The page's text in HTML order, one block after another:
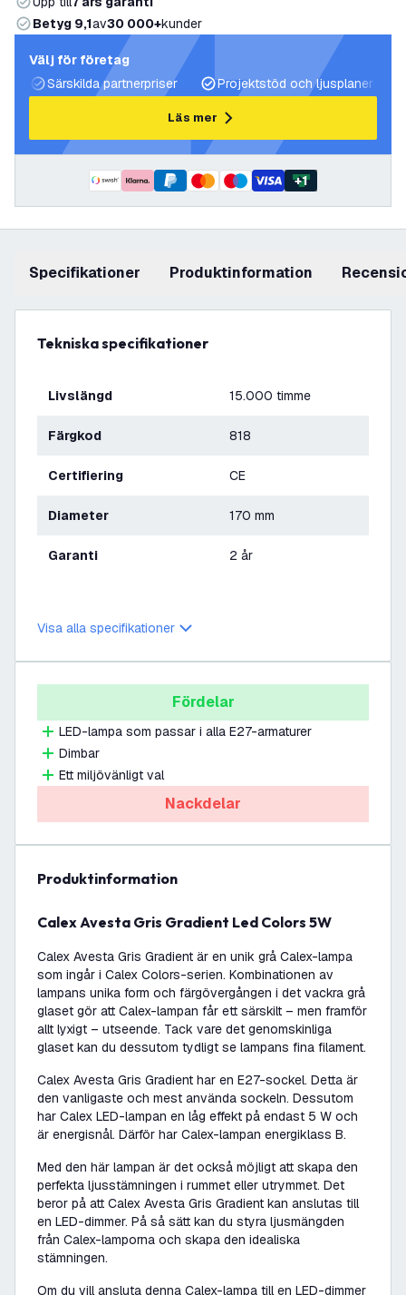
Betyg 9,1av30 000+kunder
Välj för företag
Särskilda partnerpriser
Projektstöd och ljusplaner
Läs mer
+1
Specifikationer produktinformation
Tekniska specifikationer
Livslängd 15.000 timme
Färgkod 818
Certifiering CE
Diameter 170 mm
Garanti 2 år
Visa alla specifikationer
Fördelar
LED-lampa som passar i alla E27-armaturer
Dimbar
Ett miljövänligt val
Nackdelar
produktinformation
Calex Avesta Gris Gradient Led Colors 5W
Calex Avesta Gris Gradient är en unik grå Calex-lampa
som ingår i Calex Colors-serien. Kombinationen av
lampans unika form och färgövergången i det vackra grå
glaset gör att Calex-lampan får ett särskilt – men framför
allt lyxigt – utseende. Tack vare det genomskinliga
glaset kan du dessutom tydligt se lampans fina filament.
Calex Avesta Gris Gradient har en E27-sockel. Detta är
den vanligaste och mest använda sockeln. Dessutom
har Calex LED-lampan en låg effekt på endast 5 W och
är energisnål. Därför har Calex-lampan energiklass B.
Med den här lampan är det också möjligt att skapa den
perfekta ljusstämningen i rummet eller utrymmet. Det
beror på att Calex Avesta Gris Gradient kan anslutas till
en LED-dimmer. På så sätt kan du styra ljusmängden
från Calex-lamporna och skapa den idealiska
stämningen.
Om du vill ansluta denna Calex-lampa till en LED-dimmer